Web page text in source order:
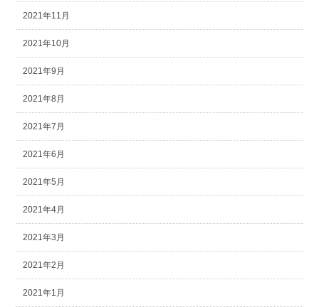
2021年11月
2021年10月
2021年9月
2021年8月
2021年7月
2021年6月
2021年5月
2021年4月
2021年3月
2021年2月
2021年1月